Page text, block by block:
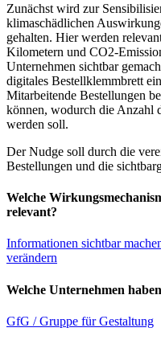
Zunächst wird zur
klimaschädlichen
gehalten. Hier werden
Kilometern und CO2-
Unternehmen sichtbar
digitales Bestellklemmbrett
Mitarbeitende Bestellungen
können, wodurch die Anzahl
werden soll.
Der Nudge soll durch die
Bestellungen und die
Welche
relevant?
Informationen sichtbar
verändern
Welche Unternehmen
GfG / Gruppe für Gestaltung